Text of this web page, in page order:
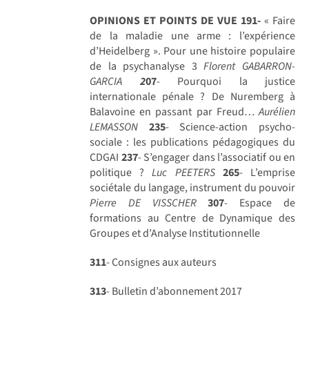
OPINIONS ET POINTS DE VUE 191- « Faire
de la maladie une arme : l’expérience
d’Heidelberg ». Pour une histoire populaire
de la psychanalyse 3Florent GABARRON-
GARCIA 207- Pourquoi la justice
internationale pénale ? De Nuremberg à
Balavoine en passant par Freud…Aurélien
LEMASSON
235- Science-action psycho-
sociale : les publications pédagogiques du
CDGAI 237- S’engager dans l’associatif ou en
politique ?Luc PEETERS 265- L’emprise
sociétale du langage, instrument du pouvoir
Pierre DE VISSCHER
307- Espace de
formations au Centre de Dynamique des
Groupes et d’Analyse Institutionnelle
311- Consignes aux auteurs
313- Bulletin d’abonnement 2017